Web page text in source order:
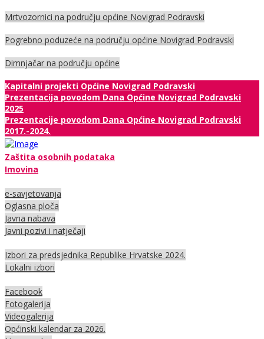
Mrtvozornici na području općine Novigrad Podravski
Pogrebno poduzeće na području općine Novigrad Podravski
Dimnjačar na području općine
Kapitalni projekti Općine Novigrad Podravski
Prezentacija povodom Dana Općine Novigrad Podravski
2025
Prezentacije povodom Dana Općine Novigrad Podravski
2017.-2024.
Zaštita osobnih podataka
Imovina
e-savjetovanja
Oglasna ploča
Javna nabava
Javni pozivi i natječaji
Izbori za predsjednika Republike Hrvatske 2024.
Lokalni izbori
Facebook
Fotogalerija
Videogalerija
Općinski kalendar za 2026.